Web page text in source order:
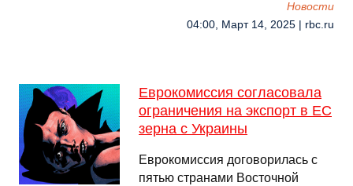
Новости
04:00, Март 14, 2025 | rbc.ru
Еврокомиссия согласовала
ограничения на экспорт в ЕС
зерна с Украины
Еврокомиссия договорилась с
пятью странами Восточной